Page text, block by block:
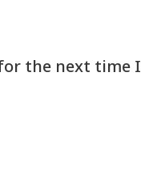
the next time I